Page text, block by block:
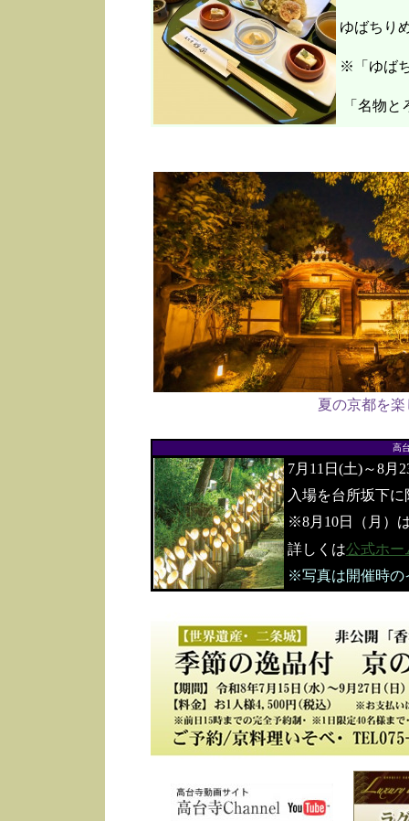
ゆばちり
※「ゆば
「名物と
夏の京都を
高
7月11日(土)～8月
入場を台所坂下
※8月10日（月）
詳しくは公式ホー
※写真は開催時の